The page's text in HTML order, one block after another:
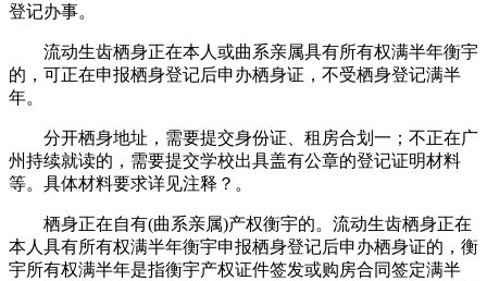
登记办事。
流动生齿栖身正在本人或曲系亲属具有所有权满半年衡宇
的，可正在申报栖身登记后申办栖身证，不受栖身登记满半
年。
分开栖身地址，需要提交身份证、租房合划一；不正在广
州持续就读的，需要提交学校出具盖有公章的登记证明材料
等。具体材料要求详见注释？。
栖身正在自有(曲系亲属)产权衡宇的。流动生齿栖身正在
本人具有所有权满半年衡宇申报栖身登记后申办栖身证的，衡
宇所有权满半年是指衡宇产权证件签发或购房合同签定满半